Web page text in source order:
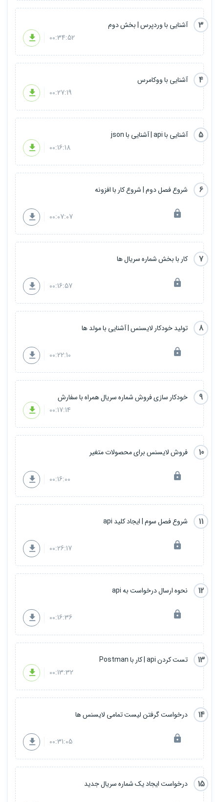
3
آشنایی با وردپرس | بخش دوم
00:34:52
4
آشنایی با ووکامرس
00:27:19
5
آشنایی با api | آشنایی با json
00:16:18
6 شروع فصل دوم | شروع کار با افزونه
00:07:07
7 کار با بخش شماره سریال ها
00:16:57
8 تولید خودکار لایسنس | آشنایی با مولد ها
00:22:10
9
خودکار سازی فروش شماره سریال همراه با سفارش
00:17:14
10 فروش لایسنس برای محصولات متغیر
00:16:00
11 شروع فصل سوم | ایجاد کلید api
00:26:17
12 نحوه ارسال درخواست به api
00:16:36
13
تست کردن api | کار با Postman
00:13:32
14 درخواست گرفتن لیست تمامی لایسنس ها
00:31:05
15 درخواست ایجاد یک شماره سریال جدید